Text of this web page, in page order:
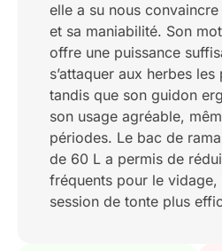
elle a su nous
et sa maniabilité. Son
offre une puissance
s’attaquer aux herbes
tandis que son guidon
son usage agréable,
périodes. Le bac de
de 60 L a permis de
fréquents pour le vidage,
session de tonte plus